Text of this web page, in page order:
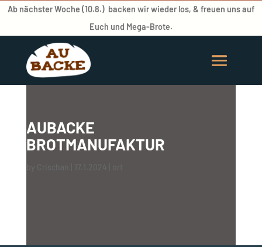
Ab nächster Woche (10.8.) backen wir wieder los, & freuen uns auf
Euch und Mega-Brote.
AUBACKE
BROTMANUFAKTUR